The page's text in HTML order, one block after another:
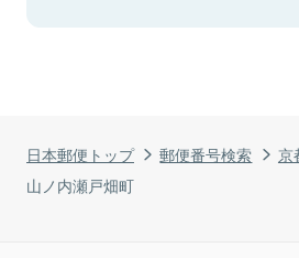
日本郵便トップ 郵便番号検索 京
山ノ内瀬戸畑町